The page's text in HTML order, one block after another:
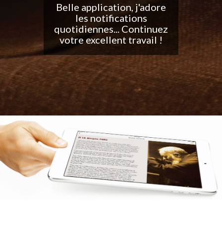
Belle application, j'adore
les notifications
quotidiennes... Continuez
votre excellent travail !